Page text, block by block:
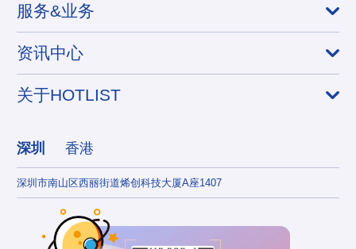
服务&业务
资讯中心
关于HOTLIST
深圳 香港
深圳市南山区西丽街道烯创科技大厦A座1407